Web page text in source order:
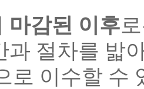
마감된 이후
과 절차를 밟
로 이수할 수